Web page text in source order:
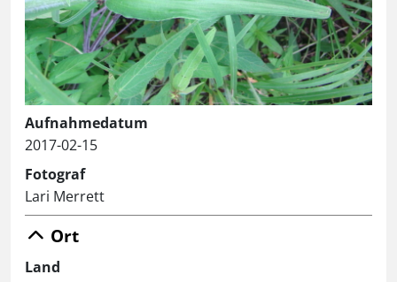
Aufnahmedatum
2017-02-15
Fotograf
Lari Merrett
Ort
Land